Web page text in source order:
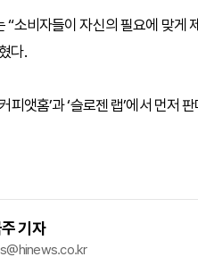
“소비자들이 자신의 필요에 맞게
다.
피앳홈’과 ‘슬로젠 랩’에서 먼
기자